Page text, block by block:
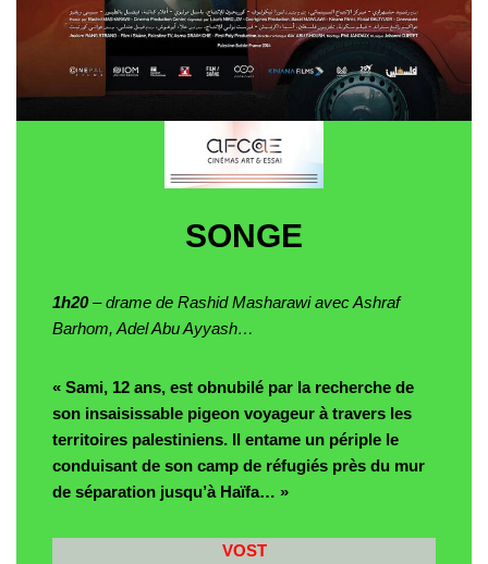
SONGE
1h20– drame de Rashid Masharawi avec Ashraf
Barhom, Adel Abu Ayyash…
« Sami, 12 ans, est obnubilé par la recherche de
son insaisissable pigeon voyageur à travers les
territoires palestiniens. Il entame un périple le
conduisant de son camp de réfugiés près du mur
de séparation jusqu’à Haïfa… »
VOST